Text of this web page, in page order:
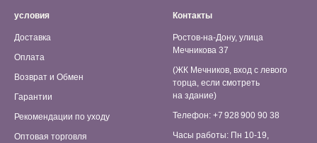
условия
Доставка
Оплата
Возврат и Обмен
Гарантии
Рекомендации по уходу
Оптовая торговля
Контакты
Ростов-на-Дону, улица
Мечникова 37
(ЖК Мечников, вход с левого
торца, если смотреть
на здание)
Телефон: +7 928 900 90 38
Часы работы: Пн 10-19,